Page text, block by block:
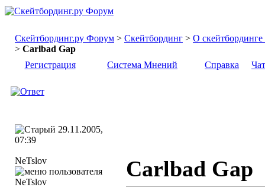
Скейтбординг.ру Форум > Скейтбординг > О скейтбординге
> Carlbad Gap
Регистрация
Система Мнений Справка Чат
29.11.2005,
07:39
NeTslov
Carlbad Gap